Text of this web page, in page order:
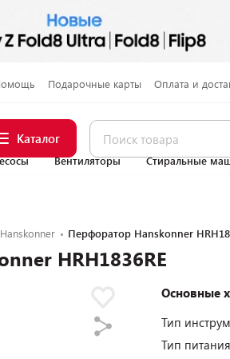
Подарочные карты Оплата и
Каталог
Вентиляторы Стиральные
Hanskonner Перфоратор Hanskonner
HRH1836RE
Основные
Тип
Тип